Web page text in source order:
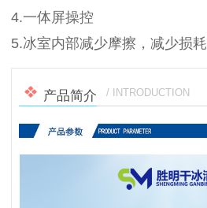
4.⼀体屏操控
5.冰室内部减少摩擦，减少损耗
产品简介 / INTRODUCTION